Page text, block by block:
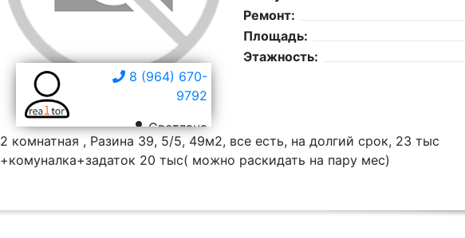
8 (964) 670-
9792
Светлана
Ремонт:
Площадь:
Этажность:
2 комнатная , Разина 39, 5/5, 49м2, все есть, на долгий срок, 23 тыс
+комуналка+задаток 20 тыс( можно раскидать на пару мес)